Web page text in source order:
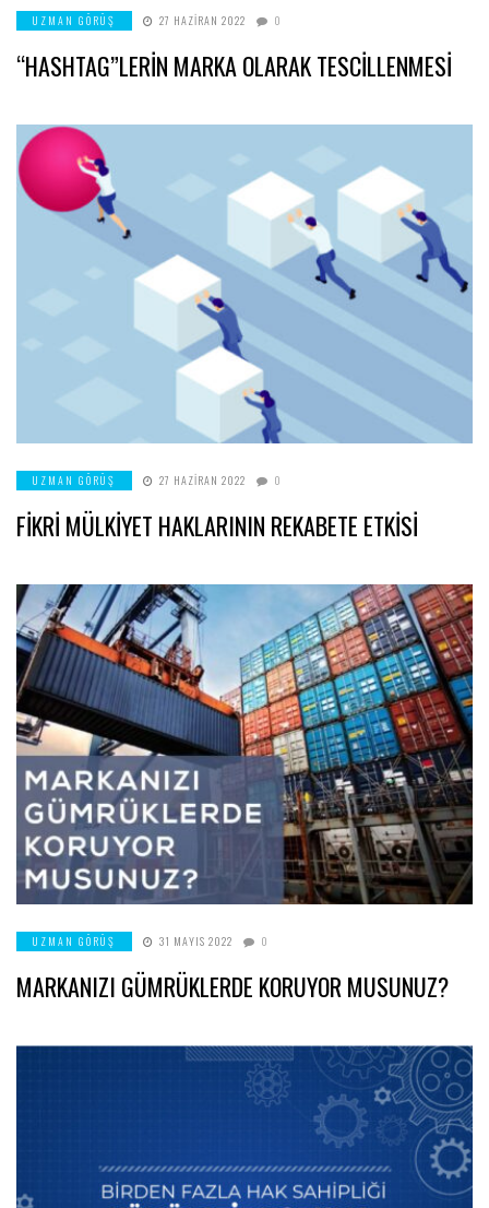
UZMAN GÖRÜŞ 27 HAZIRAN 2022 0
“HASHTAG”LERİN MARKA OLARAK TESCİLLENMESİ
UZMAN GÖRÜŞ 27 HAZIRAN 2022 0
FİKRİ MÜLKİYET HAKLARININ REKABETE ETKİSİ
UZMAN GÖRÜŞ 31 MAYIS 2022 0
MARKANIZI GÜMRÜKLERDE KORUYOR MUSUNUZ?